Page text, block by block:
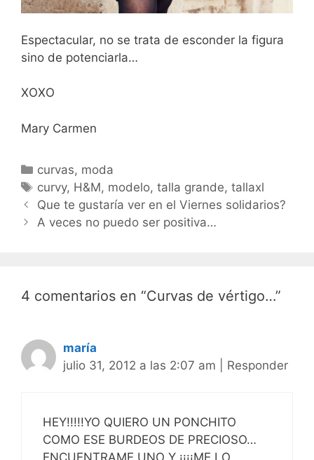
Espectacular, no se trata de esconder la figura
sino de potenciarla…
XOXO
Mary Carmen
Categorías
curvas, moda
Etiquetas
curvy, H&M, modelo,talla grande,tallaxl
Navegación
de
Que te gustaría ver en el Viernes solidarios?
A veces no puedo ser positiva…
4 comentarios en “Curvas de vértigo…”
maría
julio 31, 2012 a las 2:07 am
Responder
HEY!!!!!YO QUIERO UN PONCHITO
COMO ESE BURDEOS DE PRECIOSO…